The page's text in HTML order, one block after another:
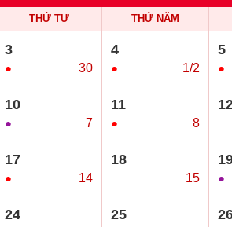
THỨ TƯ THỨ NĂM
3
● 30
4
● 1/2
5
●
10
● 7
11
● 8
17
● 14
18
15 ●
24 25